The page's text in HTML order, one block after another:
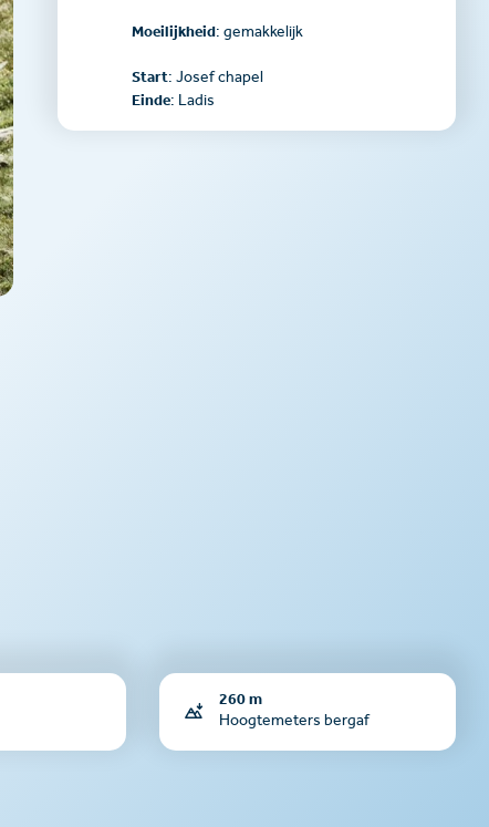
Moeilijkheid: gemakkelijk
Start: Josef chapel
Einde: Ladis
260 m
Hoogtemeters bergaf